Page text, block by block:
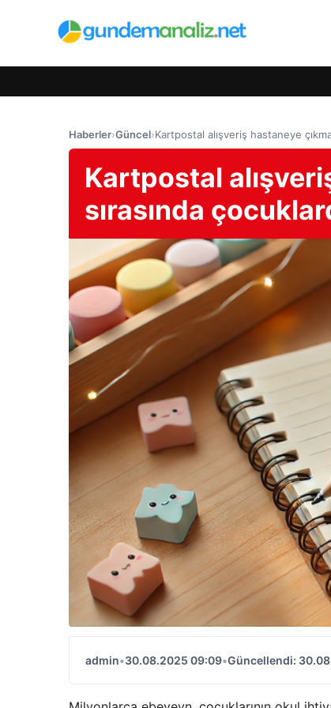
Haberler›Güncel›Kartpostal alışveriş hastaneye
Kartpostal
sırasında
admin•30.08.2025 09:09•Güncellendi: